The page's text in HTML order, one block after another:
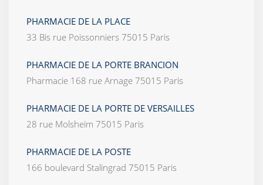
PHARMACIE DE LA PLACE
33 Bis rue Poissonniers 75015 Paris
PHARMACIE DE LA PORTE BRANCION
Pharmacie 168 rue Arnage 75015 Paris
PHARMACIE DE LA PORTE DE VERSAILLES
28 rue Molsheim 75015 Paris
PHARMACIE DE LA POSTE
166 boulevard Stalingrad 75015 Paris